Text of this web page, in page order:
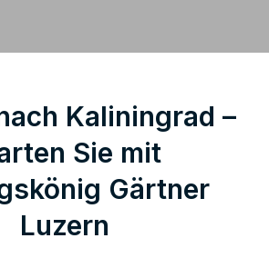
Kaliningrad –
Sie mit
Gärtner
Luzern